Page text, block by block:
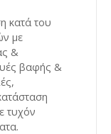
κατά του
με
&
βαφής &
τυχόν